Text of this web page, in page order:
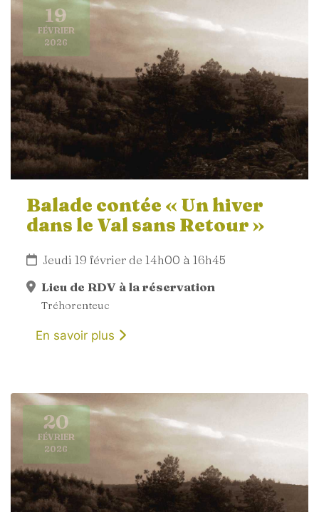
19
FÉVRIER
2026
Balade contée « Un hiver
dans le Val sans Retour »
Jeudi 19 février de 14h00 à 16h45
Lieu de RDV à la réservation
Tréhorenteuc
En savoir plus
20
FÉVRIER
2026